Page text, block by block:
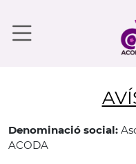
Denominació social:
ACODA